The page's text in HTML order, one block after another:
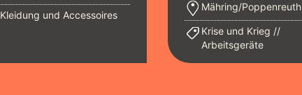
Kleidung und Accessoires
Mähring/Poppenreuth
Krise und Krieg
Arbeitsgeräte